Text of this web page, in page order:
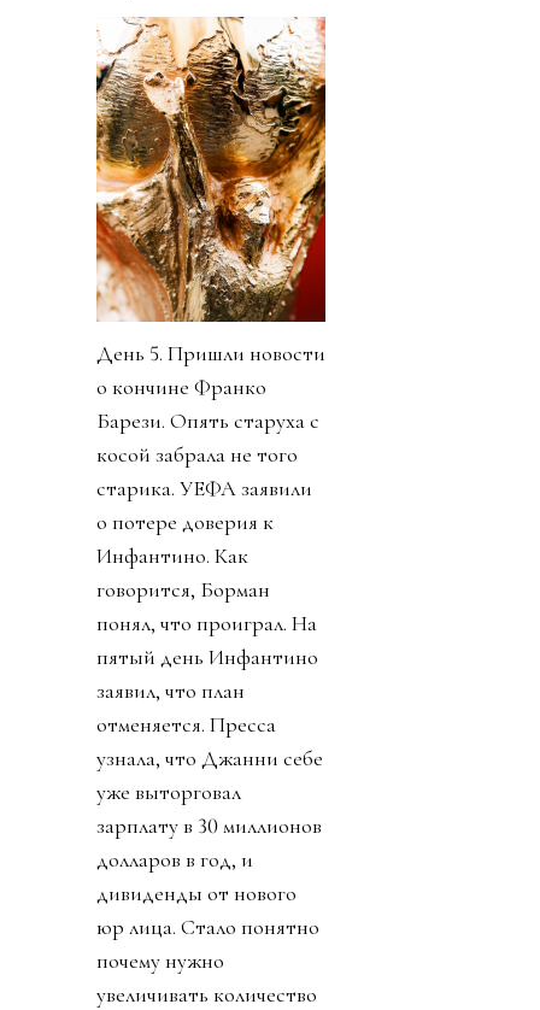
День 5. Пришли новости
о кончине Франко
Барези. Опять старуха с
косой забрала не того
старика. УЕФА заявили
о потере доверия к
Инфантино. Как
говорится, Борман
понял, что проиграл. На
пятый день Инфантино
заявил, что план
отменяется. Пресса
узнала, что Джанни себе
уже выторговал
зарплату в 30 миллионов
долларов в год, и
дивиденды от нового
юр лица. Стало понятно
почему нужно
увеличивать количество